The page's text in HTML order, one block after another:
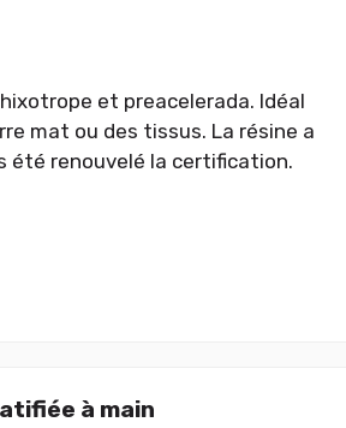
et preacelerada. Idéal
mat ou des tissus. La résine a
été renouvelé la certification.
à main